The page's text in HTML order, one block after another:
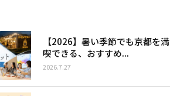
【2026】暑い季節でも京都を満
喫できる、おすすめ...
2026.7.27